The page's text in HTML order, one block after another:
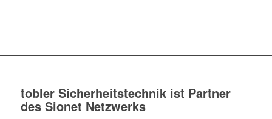
tobler Sicherheitstechnik ist Partner
des Sionet Netzwerks